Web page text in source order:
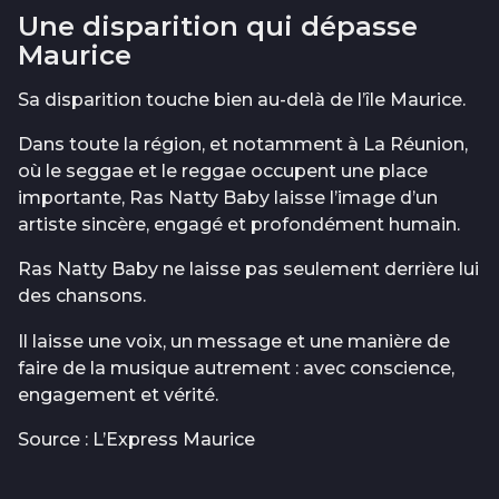
Une disparition qui dépasse
Maurice
Sa disparition touche bien au-delà de l’île Maurice.
Dans toute la région, et notamment à La Réunion,
où le seggae et le reggae occupent une place
importante, Ras Natty Baby laisse l’image d’un
artiste sincère, engagé et profondément humain.
Ras Natty Baby ne laisse pas seulement derrière lui
des chansons.
Il laisse une voix, un message et une manière de
faire de la musique autrement : avec conscience,
engagement et vérité.
Source : L’Express Maurice